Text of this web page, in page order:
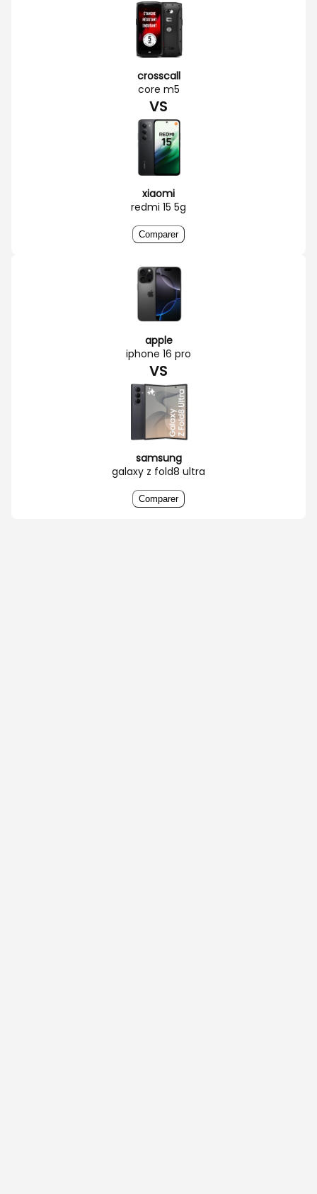
crosscall
core m5
VS
xiaomi
redmi 15 5g
Comparer
apple
iphone 16 pro
VS
samsung
galaxy z fold8 ultra
Comparer